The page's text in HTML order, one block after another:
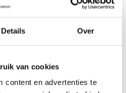
Details Over
van cookies
content en advertenties te
Sale